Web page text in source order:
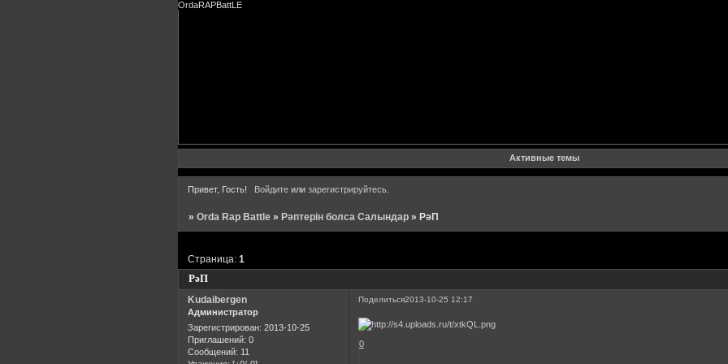
OrdaRAPBattLE
Активные темы
Привет, Гость! Войдитеили зарегистрируйтесь.
»Orda Rap Battle »Рәптерін болса Салындар »РәП
РәП
Страница:1
Поделиться2013-10-25 12:17
Kudaibergen
Администратор
Зарегистрирован: 2013-10-25
Приглашений: 0
Сообщений: 11
0